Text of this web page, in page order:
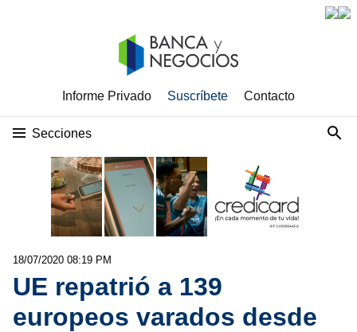
Informe Privado Suscríbete Contacto
Secciones
18/07/2020 08:19 PM
UE repatrió a 139
europeos varados desde